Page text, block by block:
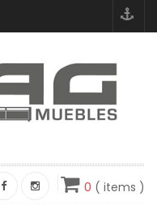
0 ( items )